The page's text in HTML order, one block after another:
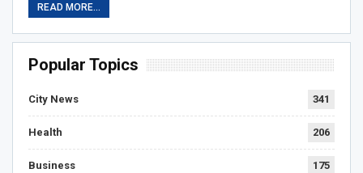
READ MORE...
Popular Topics
City News 341
Health 206
Business 175